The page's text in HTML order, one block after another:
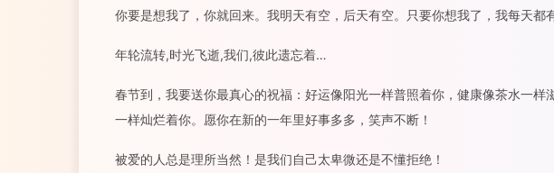
你要是想我了，你就回来。我明天有空，后天有空。只要你想我了，我每天都
年轮流转,时光飞逝,我们,彼此遗忘着…
春节到，我要送你最真心的祝福：好运像阳光一样普照着你，健康像茶水一
一样灿烂着你。愿你在新的一年里好事多多，笑声不断！
被爱的人总是理所当然！是我们自己太卑微还是不懂拒绝！